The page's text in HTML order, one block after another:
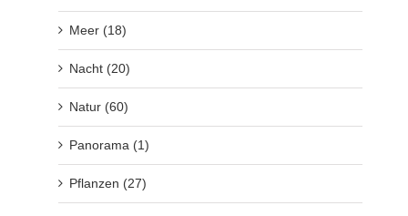
Meer (18)
Nacht (20)
Natur (60)
Panorama (1)
Pflanzen (27)